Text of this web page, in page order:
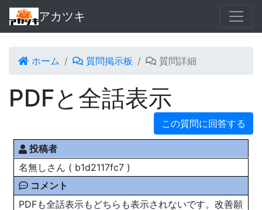
アカツキ
ホーム 質問掲示板 質問詳細
PDFと全話表示
この質問に回答する
投稿者
名無しさん ( b1d2117fc7 )
コメント
PDFも全話表示もどちらも表示されないです。改善願